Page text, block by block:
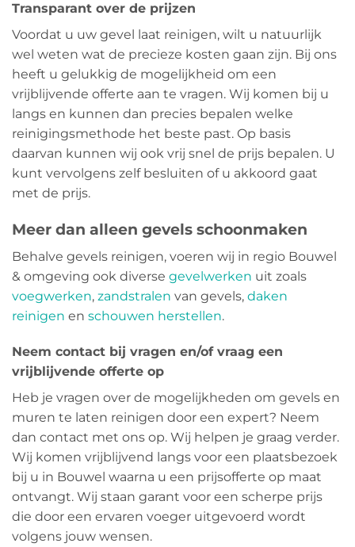
Transparant over de prijzen
Voordat u uw gevel laat reinigen, wilt u natuurlijk
wel weten wat de precieze kosten gaan zijn. Bij ons
heeft u gelukkig de mogelijkheid om een
vrijblijvende offerte aan te vragen. Wij komen bij u
langs en kunnen dan precies bepalen welke
reinigingsmethode het beste past. Op basis
daarvan kunnen wij ook vrij snel de prijs bepalen. U
kunt vervolgens zelf besluiten of u akkoord gaat
met de prijs.
Meer dan alleen gevels schoonmaken
Behalve gevels reinigen, voeren wij in regio Bouwel
& omgeving ook diverse gevelwerken uit zoals
voegwerken, zandstralen van gevels, daken
reinigen en schouwen herstellen.
Neem contact bij vragen en/of vraag een
vrijblijvende offerte op
Heb je vragen over de mogelijkheden om gevels en
muren te laten reinigen door een expert? Neem
dan contact met ons op. Wij helpen je graag verder.
Wij komen vrijblijvend langs voor een plaatsbezoek
bij u in Bouwel waarna u een prijsofferte op maat
ontvangt. Wij staan garant voor een scherpe prijs
die door een ervaren voeger uitgevoerd wordt
volgens jouw wensen.